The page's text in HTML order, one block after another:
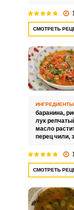
СМОТРЕТЬ
ИНГРЕДИЕНТЫ
баранина,
лук
масло
перец чили,
СМОТРЕТЬ